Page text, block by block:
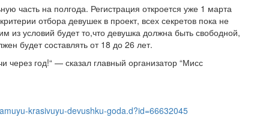
часть на полгода. Регистрация откроется уже 1 марта
отбора девушек в проект, всех секретов пока не
из условий будет то,что девушка должна быть свободной,
будет составлять от 18 до 26 лет.
год!“ — сказал главный организатор “Мисс
krasivuyu-devushku-goda.d?id=66632045